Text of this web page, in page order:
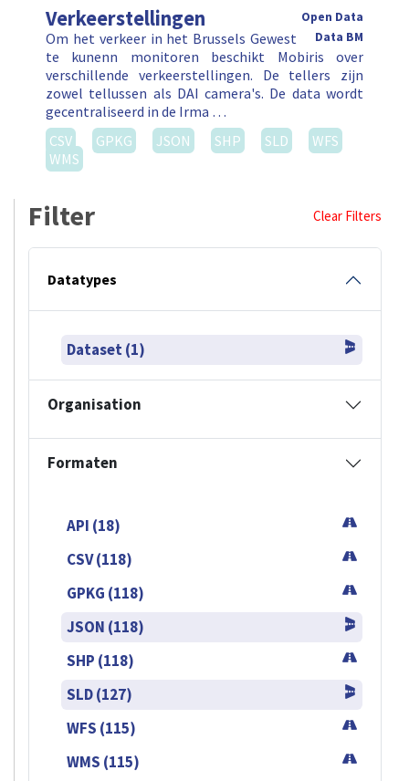
Verkeerstellingen
Open Data
Data BM
Om het verkeer in het Brussels Gewest
te kunenn monitoren beschikt Mobiris over
verschillende verkeerstellingen. De tellers zijn
zowel tellussen als DAI camera's. De data wordt
gecentraliseerd in de Irma …
CSV
GPKG JSON SHP SLD
WFS
WMS
Filter Clear Filters
Datatypes
Dataset (1)
Organisation
Formaten
API (18)
CSV (118)
GPKG (118)
JSON (118)
SHP (118)
SLD (127)
WFS (115)
WMS (115)